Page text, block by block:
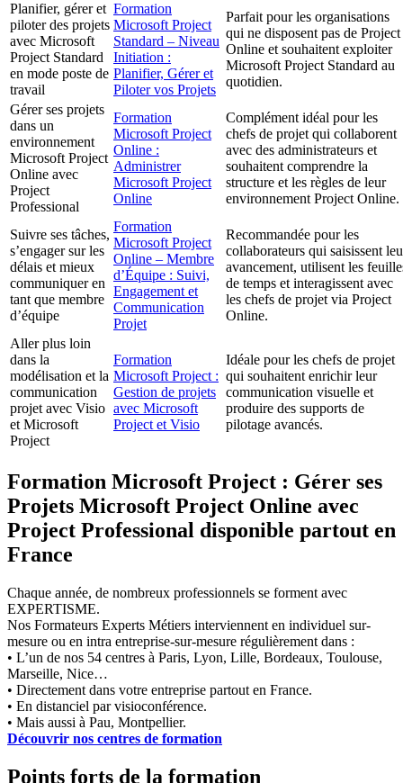
Planifier, gérer et
piloter des projets
avec Microsoft
Project Standard
en mode poste de
travail
Formation
Microsoft Project
Standard – Niveau
Initiation :
Planifier, Gérer et
Piloter vos Projets
Parfait pour les organisations
qui ne disposent pas de Project
Online et souhaitent exploiter
Microsoft Project Standard au
quotidien.
Gérer ses projets
dans un
environnement
Microsoft Project
Online avec
Project
Professional
Formation
Microsoft Project
Online :
Administrer
Microsoft Project
Online
Complément idéal pour les
chefs de projet qui collaborent
avec des administrateurs et
souhaitent comprendre la
structure et les règles de leur
environnement Project Online.
Suivre ses tâches,
s’engager sur les
délais et mieux
communiquer en
tant que membre
d’équipe
Formation
Microsoft Project
Online – Membre
d’Équipe : Suivi,
Engagement et
Communication
Projet
Recommandée pour les
collaborateurs qui saisissent
avancement, utilisent les
de temps et interagissent avec
les chefs de projet via Project
Online.
Aller plus loin
dans la
modélisation et la
communication
projet avec Visio
et Microsoft
Project
Formation
Microsoft Project :
Gestion de projets
avec Microsoft
Project et Visio
Idéale pour les chefs de projet
qui souhaitent enrichir leur
communication visuelle et
produire des supports de
pilotage avancés.
Formation Microsoft Project : Gérer ses
Projets Microsoft Project Online avec
Project Professional disponible partout en
France
Chaque année, de nombreux professionnels se forment avec
EXPERTISME.
Nos Formateurs Experts Métiers interviennent en individuel sur-
mesure ou en intra entreprise-sur-mesure régulièrement dans :
• L’un de nos 54 centres à Paris, Lyon, Lille, Bordeaux, Toulouse,
Marseille, Nice…
• Directement dans votre entreprise partout en France.
• En distanciel par visioconférence.
• Mais aussi à Pau, Montpellier.
Découvrir nos centres de formation
Points forts de la formation